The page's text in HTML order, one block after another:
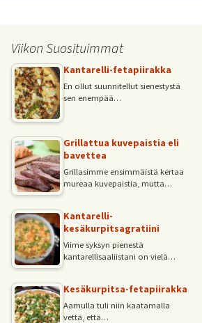
Viikon Suosituimmat
Kantarelli-fetapiirakka
En ollut suunnitellut sienestystä
sen enempää…
Grillattua kuvepaistia eli
bavettea
Grillasimme ensimmäistä kertaa
mureaa kuvepaistia, mutta…
Kantarelli-
kesäkurpitsagratiini
Viime syksyn pienestä
kantarellisaaliistani on vielä…
Kesäkurpitsa-fetapiirakka
Aamulla tuli niin kaatamalla
vettä, että…